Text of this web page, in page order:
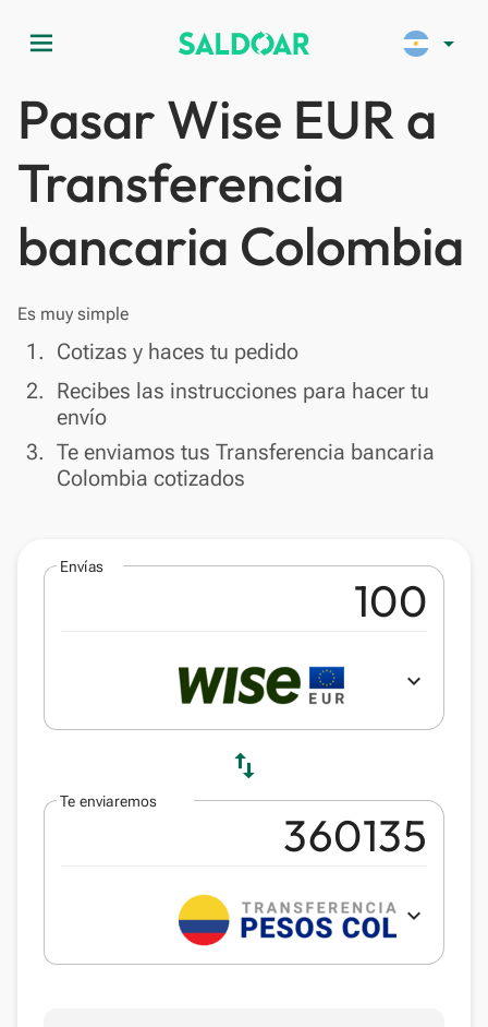
menu arrow_drop_down
Pasar Wise EUR a
Transferencia
bancaria Colombia
Es muy simple
done
1. Cotizas y haces tu pedido
done
2. Recibes las instrucciones para hacer tu
envío
done
3. Te enviamos tus Transferencia bancaria
Colombia cotizados
Envías
expand_more
swap_vert
Te enviaremos
expand_more